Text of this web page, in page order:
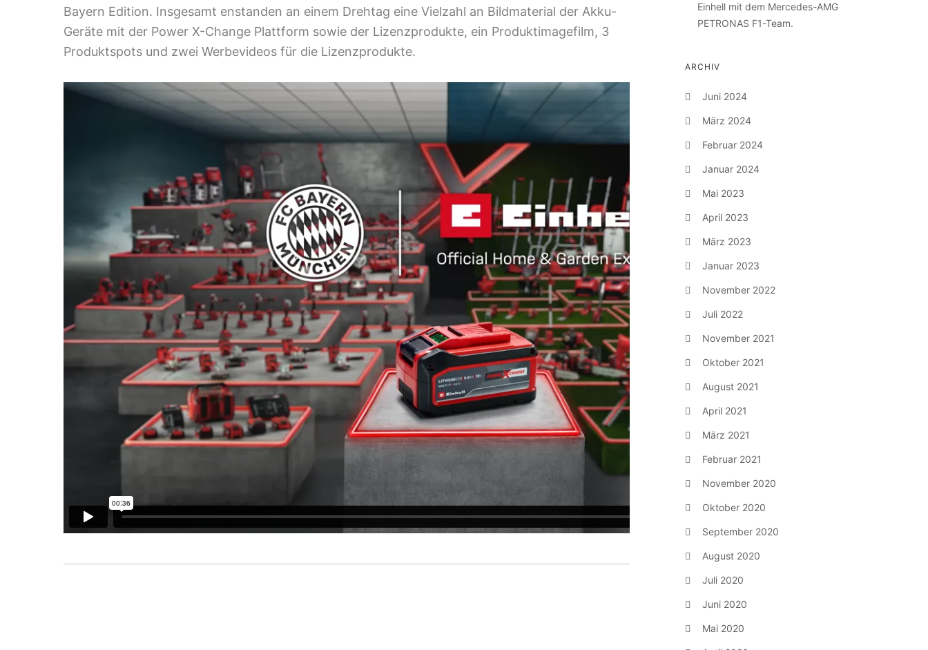
Bayern Edition. Insgesamt enstanden an einem Drehtag eine Vielzahl an Bildmaterial der Akku-
Geräte mit der Power X-Change Plattform sowie der Lizenzprodukte, ein Produktimagefilm, 3
Produktspots und zwei Werbevideos für die Lizenzprodukte.
Einhell mit dem Mercedes-AMG
PETRONAS F1-Team.
ARCHIV
Juni 2024
März 2024
Februar 2024
Januar 2024
Mai 2023
April 2023
März 2023
Januar 2023
November 2022
Juli 2022
November 2021
Oktober 2021
August 2021
April 2021
März 2021
Februar 2021
November 2020
Oktober 2020
September 2020
August 2020
Juli 2020
Juni 2020
Mai 2020